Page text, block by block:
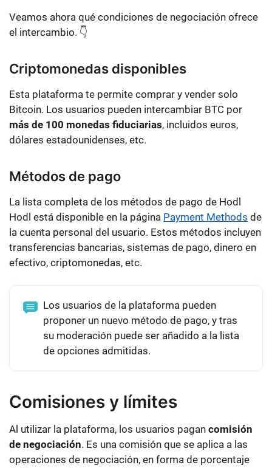
Veamos ahora qué condiciones de negociación ofrece
el intercambio. 👇
Criptomonedas disponibles
Esta plataforma te permite comprar y vender solo
Bitcoin. Los usuarios pueden intercambiar BTC por
más de 100 monedas fiduciarias, incluidos euros,
dólares estadounidenses, etc.
Métodos de pago
La lista completa de los métodos de pago de Hodl
Hodl está disponible en la página Payment Methods de
la cuenta personal del usuario. Estos métodos incluyen
transferencias bancarias, sistemas de pago, dinero en
efectivo, criptomonedas, etc.
Los usuarios de la plataforma pueden
proponer un nuevo método de pago, y tras
su moderación puede ser añadido a la lista
de opciones admitidas.
Comisiones y límites
Al utilizar la plataforma, los usuarios pagan comisión
de negociación. Es una comisión que se aplica a las
operaciones de negociación, en forma de porcentaje